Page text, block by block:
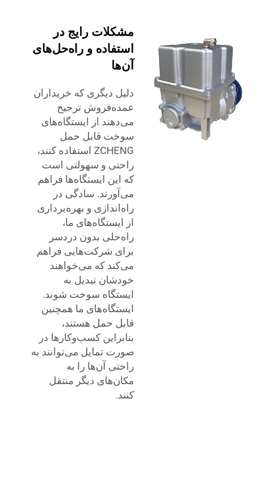
مشکلات رایج در
استفاده و راه‌حل‌های
آن‌ها
دلیل دیگری که خریداران
عمده‌فروش ترجیح
می‌دهند از ایستگاه‌های
سوخت قابل حمل
ZCHENG استفاده کنند،
راحتی و سهولتی است
که این ایستگاه‌ها فراهم
می‌آورند. سادگی در
راه‌اندازی و بهره‌برداری
از ایستگاه‌های ما،
راه‌حلی بدون دردسر
برای شرکت‌هایی فراهم
می‌کند که می‌خواهند
خودشان تبدیل به
ایستگاه سوخت شوند.
ایستگاه‌های ما همچنین
قابل حمل هستند،
بنابراین کسب‌وکارها در
صورت تمایل می‌توانند به
راحتی آن‌ها را به
مکان‌های دیگر منتقل
کنند.